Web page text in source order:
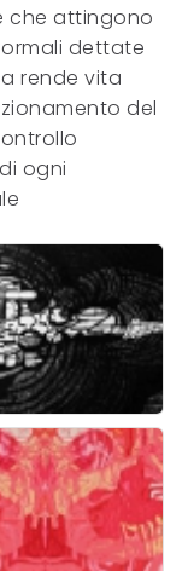
che attingono
dettate
rende vita
del
ogni